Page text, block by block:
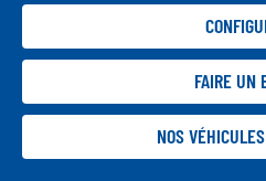
FAIRE UN
NOS